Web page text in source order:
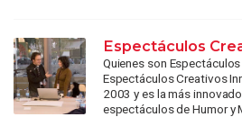
Espectáculos
Quienes son
Espectáculos Creativos
2003 y es la más
espectáculos de Humor y